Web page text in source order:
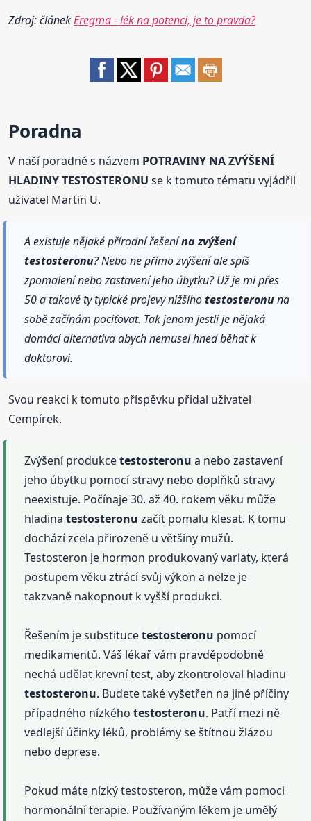
Zdroj: článekEregma - lék na potenci, je to pravda?
Poradna
V naší poradně s názvem POTRAVINY NA ZVÝŠENÍ
HLADINY TESTOSTERONU se k tomuto tématu vyjádřil
uživatel Martin U.
A existuje nějaké přírodní řešenína zvýšení
testosteronu? Nebo ne přímo zvýšení ale spíš
zpomalení nebo zastavení jeho úbytku? Už je mi přes
50 a takové ty typické projevy nižšíhotestosteronuna
sobě začínám pociťovat. Tak jenom jestli je nějaká
domácí alternativa abych nemusel hned běhat k
doktorovi.
Svou reakci k tomuto příspěvku přidal uživatel
Cempírek.
Zvýšení produkcetestosteronu a nebo zastavení
jeho úbytku pomocí stravy nebo doplňků stravy
neexistuje. Počínaje 30. až 40. rokem věku může
hladinatestosteronu začít pomalu klesat. K tomu
dochází zcela přirozeně u většiny mužů.
Testosteron je hormon produkovaný varlaty, která
postupem věku ztrácí svůj výkon a nelze je
takzvaně nakopnout k vyšší produkci.
Řešením je substitucetestosteronu pomocí
medikamentů. Váš lékař vám pravděpodobně
nechá udělat krevní test, aby zkontroloval hladinu
testosteronu. Budete také vyšetřen na jiné příčiny
případného nízkéhotestosteronu. Patří mezi ně
vedlejší účinky léků, problémy se štítnou žlázou
nebo deprese.
Pokud máte nízký testosteron, může vám pomoci
hormonální terapie. Používaným lékem je umělý